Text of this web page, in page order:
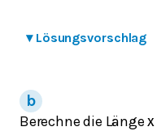
▾ Lösungsvorschlag
Berechne die Längex